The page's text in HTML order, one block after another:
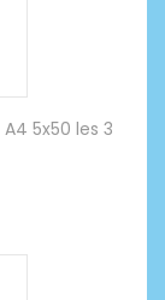
5x50 les 3